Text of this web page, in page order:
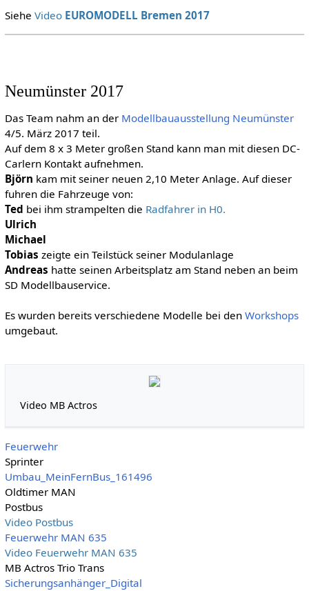
Siehe Video EUROMODELL Bremen 2017
Neumünster 2017
Das Team nahm an der Modellbauausstellung Neumünster
4/5. März 2017 teil.
Auf dem 8 x 3 Meter großen Stand kann man mit diesen DC-
Carlern Kontakt aufnehmen.
Björn kam mit seiner neuen 2,10 Meter Anlage. Auf dieser
fuhren die Fahrzeuge von:
Ted bei ihm strampelten die Radfahrer in H0.
Ulrich
Michael
Tobias zeigte ein Teilstück seiner Modulanlage
Andreas hatte seinen Arbeitsplatz am Stand neben an beim
SD Modellbauservice.
Es wurden bereits verschiedene Modelle bei den Workshops
umgebaut.
Video MB Actros
Feuerwehr
Sprinter
Umbau_MeinFernBus_161496
Oldtimer MAN
Postbus
Video Postbus
Feuerwehr MAN 635
Video Feuerwehr MAN 635
MB Actros Trio Trans
Sicherungsanhänger_Digital